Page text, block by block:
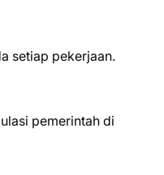
setiap pekerjaan.
pemerintah di